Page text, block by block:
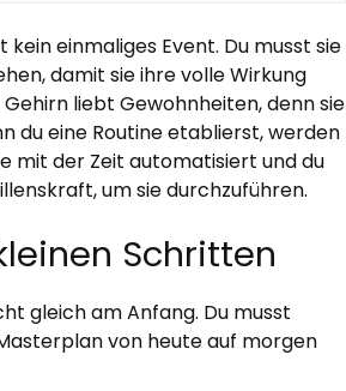
kein einmaliges Event. Du musst sie
damit sie ihre volle Wirkung
liebt Gewohnheiten, denn sie
du eine Routine etablierst, werden
mit der Zeit automatisiert und du
um sie durchzuführen.
Schritten
gleich am Anfang. Du musst
von heute auf morgen